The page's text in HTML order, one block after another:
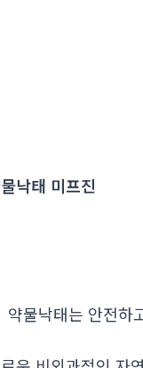
낙태 미프진
물낙태는 안전하